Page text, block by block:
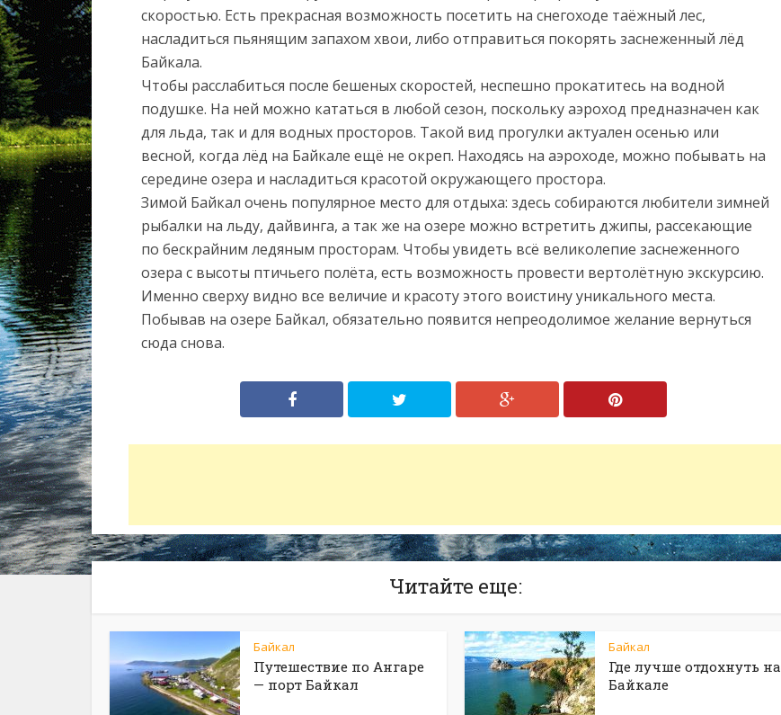
скоростью. Есть прекрасная возможность посетить на снегоходе таёжный лес,
насладиться пьянящим запахом хвои, либо отправиться покорять заснеженный лёд
Байкала.
Чтобы расслабиться после бешеных скоростей, неспешно прокатитесь на водной
подушке. На ней можно кататься в любой сезон, поскольку аэроход предназначен как
для льда, так и для водных просторов. Такой вид прогулки актуален осенью или
весной, когда лёд на Байкале ещё не окреп. Находясь на аэроходе, можно побывать на
середине озера и насладиться красотой окружающего простора.
Зимой Байкал очень популярное место для отдыха: здесь собираются любители зимней
рыбалки на льду, дайвинга, а так же на озере можно встретить джипы, рассекающие
по бескрайним ледяным просторам. Чтобы увидеть всё великолепие заснеженного
озера с высоты птичьего полёта, есть возможность провести вертолётную экскурсию.
Именно сверху видно все величие и красоту этого воистину уникального места.
Побывав на озере Байкал, обязательно появится непреодолимое желание вернуться
сюда снова.
Читайте еще:
Байкал
Путешествие по Ангаре
— порт Байкал
Байкал
Где лучше отдохнуть на
Байкале